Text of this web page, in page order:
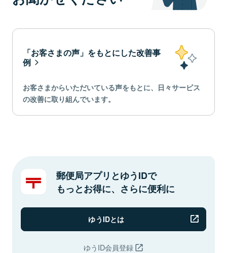
「お客さまの声」をもとにした改善事
例
お客さまからいただいている声をもとに、日々サービス
の改善に取り組んでいます。
郵便局アプリとゆうIDで
もっとお得に、さらに便利に
ゆうIDとは
ゆうID会員登録